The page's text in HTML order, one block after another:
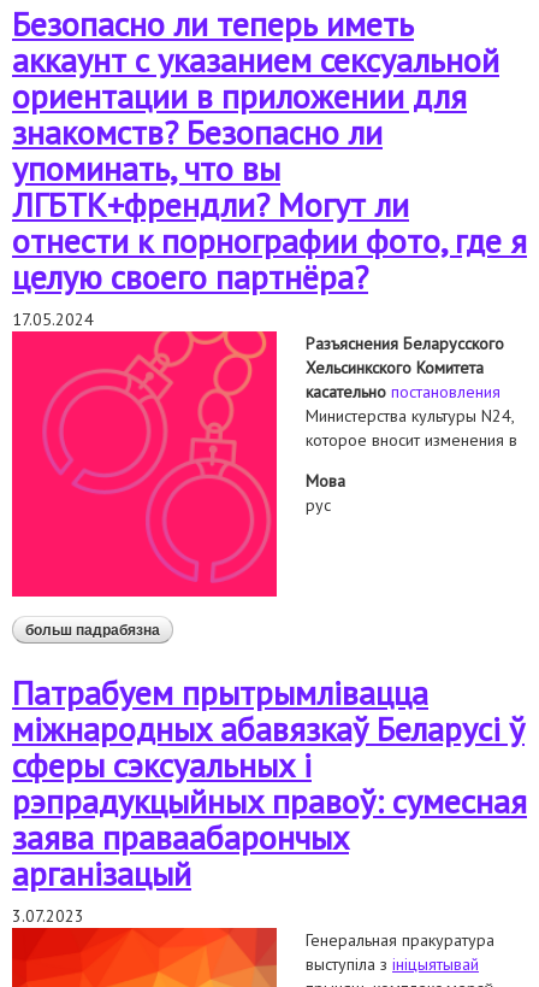
фота, дзе я цэлую свайго партнёра?
Безопасно ли теперь иметь
аккаунт с указанием сексуальной
ориентации в приложении для
знакомств? Безопасно ли
упоминать, что вы
ЛГБТК+френдли? Могут ли
отнести к порнографии фото, где я
целую своего партнёра?
17.05.2024
Разъяснения Беларусского
Хельсинкского Комитета
касательно постановления
Министерства культуры N24,
которое вносит изменения в
Мова
рус
больш падрабязна аб безопасно ли теперь иметь аккаунт с указанием
сексуальной ориентации в приложении для
лгбтк+френдли? могут ли отнести к порнографии
фото, где я целую своего партнёра?
Патрабуем прытрымлівацца
міжнародных абавязкаў Беларусі ў
сферы сэксуальных і
рэпрадукцыйных правоў: сумесная
заява праваабарончых
арганізацый
3.07.2023
Генеральная пракуратура
выступіла з ініцыятывай